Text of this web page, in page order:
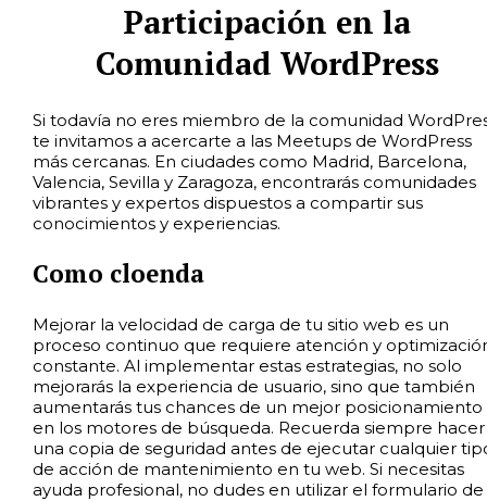
Participación en la
Comunidad WordPress
Si todavía no eres miembro de la comunidad
te invitamos a acercarte a las Meetups de WordPress
más cercanas. En ciudades como Madrid, Barcelona,
Valencia, Sevilla y Zaragoza, encontrarás comunidades
vibrantes y expertos dispuestos a compartir sus
conocimientos y experiencias.
Como cloenda
Mejorar la velocidad de carga de tu sitio web es un
proceso continuo que requiere atención y
constante. Al implementar estas estrategias, no solo
mejorarás la experiencia de usuario, sino que también
aumentarás tus chances de un mejor posicionamiento
en los motores de búsqueda. Recuerda siempre hacer
una copia de seguridad antes de ejecutar cualquier
de acción de mantenimiento en tu web. Si necesitas
ayuda profesional, no dudes en utilizar el formulario de